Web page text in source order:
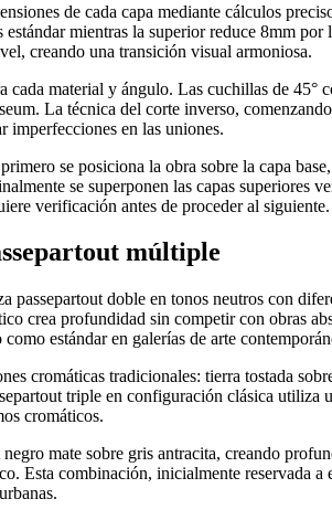
de cada capa mediante cálculos
mientras la superior reduce 8mm
creando una transición visual armoniosa.
cada material y ángulo. Las cuchillas de 45°
La técnica del corte inverso,
imperfecciones en las uniones.
se posiciona la obra sobre la capa
se superponen las capas superiores
verificación antes de proceder al siguiente.
múltiple
passepartout doble en tonos neutros con
crea profundidad sin competir con obras
estándar en galerías de arte
cromáticas tradicionales: tierra tostada
triple en configuración clásica utiliza
cromáticos.
mate sobre gris antracita, creando
Esta combinación, inicialmente reservada a